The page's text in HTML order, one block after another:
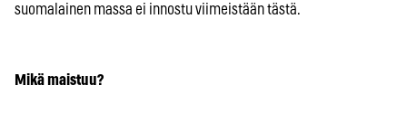
suomalainen massa ei innostu viimeistään tästä.
Mikä maistuu?